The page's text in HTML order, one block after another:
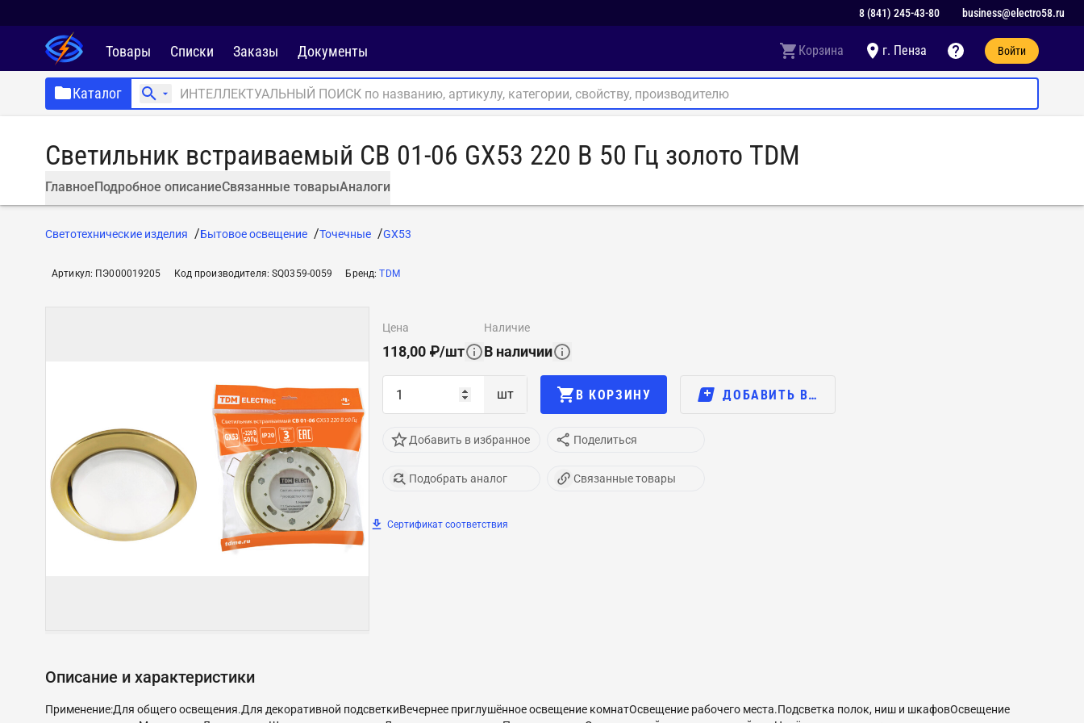
8 (841) 245-43-80 business@electro58.ru
Товары Списки Заказы Документы Корзина г. Пенза Войти
Каталог
Светильник встраиваемый СВ 01-06 GX53 220 В 50 Гц золото TDM
ГлавноеПодробное описаниеСвязанные товарыАналоги
Светотехнические изделия Бытовое освещение Точечные GX53
Артикул: ПЭ000019205 Код производителя:SQ0359-0059 Бренд:TDM
цена
118,00 ₽/шт
наличие
В наличии
шт В КОРЗИНУ ДОБАВИТЬ В…
Добавить в избранное Поделиться
Подобрать аналог Связанные товары
Сертификат соответствия
Описание и характеристики
Применение:Для общего освещения.Для декоративной подсветкиВечернее приглушённое освещение комнатОсвещение рабочего места.Подсветка полок, ниш и шкафовОсвещение